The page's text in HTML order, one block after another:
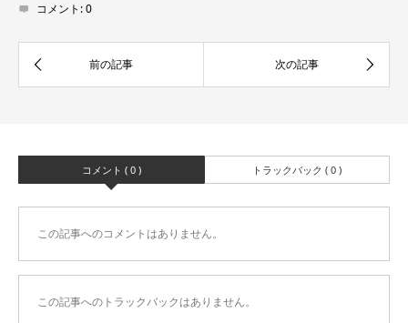
コメント:0
コメント ( 0 ) トラックバック ( 0 )
この記事へのコメントはありません。
この記事へのトラックバックはありません。